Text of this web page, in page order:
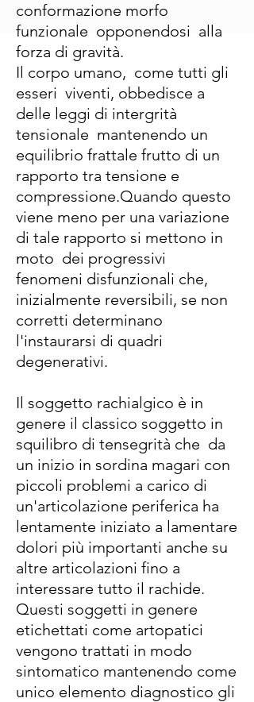
conformazione morfo
funzionale opponendosi alla
forza di gravità.
Il corpo umano, come tutti gli
esseri viventi, obbedisce a
delle leggi di intergrità
tensionale mantenendo un
equilibrio frattale frutto di un
rapporto tra tensione e
compressione.Quando questo
viene meno per una variazione
di tale rapporto si mettono in
moto dei progressivi
fenomeni disfunzionali che,
inizialmente reversibili, se non
corretti determinano
l'instaurarsi di quadri
degenerativi.
Il soggetto rachialgico è in
genere il classico soggetto in
squilibro di tensegrità che da
un inizio in sordina magari con
piccoli problemi a carico di
un'articolazione periferica ha
lentamente iniziato a lamentare
dolori più importanti anche su
altre articolazioni fino a
interessare tutto il rachide.
Questi soggetti in genere
etichettati come artopatici
vengono trattati in modo
sintomatico mantenendo come
unico elemento diagnostico gli